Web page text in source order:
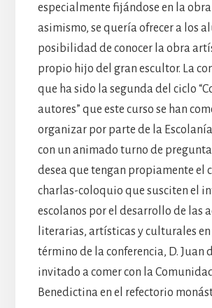
especialmente fijándose en la
asimismo, se quería ofrecer a los
posibilidad de conocer la obra
propio hijo del gran escultor. La
que ha sido la segunda del ciclo
autores” que este curso se han
organizar por parte de la
con un animado turno de
desea que tengan propiamente el
charlas-coloquio que susciten el
escolanos por el desarrollo de las
literarias, artísticas y culturales en
término de la conferencia, D. Juan
invitado a comer con la
Benedictina en el refectorio